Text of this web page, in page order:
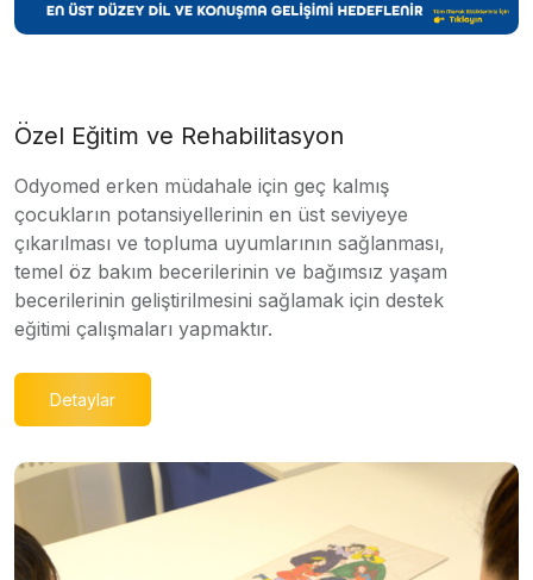
Özel Eğitim ve Rehabilitasyon
Odyomed erken müdahale için geç kalmış
çocukların potansiyellerinin en üst seviyeye
çıkarılması ve topluma uyumlarının sağlanması,
temel öz bakım becerilerinin ve bağımsız yaşam
becerilerinin geliştirilmesini sağlamak için destek
eğitimi çalışmaları yapmaktır.
Detaylar